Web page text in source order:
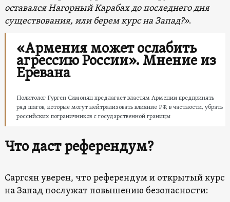
оставался Нагорный Карабах до последнего дня
существования, или берем курс на Запад?».
«Армения может ослабить
агрессию России». Мнение из
Еревана
Политолог Гурген Симонян предлагает властям Армении предпринять
ряд шагов, которые могут нейтрализовать влияние РФ, в частности, убрать
российских пограничников с государственной границы
Что даст референдум?
Саргсян уверен, что референдум и открытый курс
на Запад послужат повышению безопасности: